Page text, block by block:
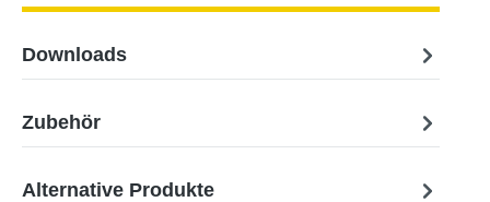
Downloads
Zubehör
Alternative Produkte